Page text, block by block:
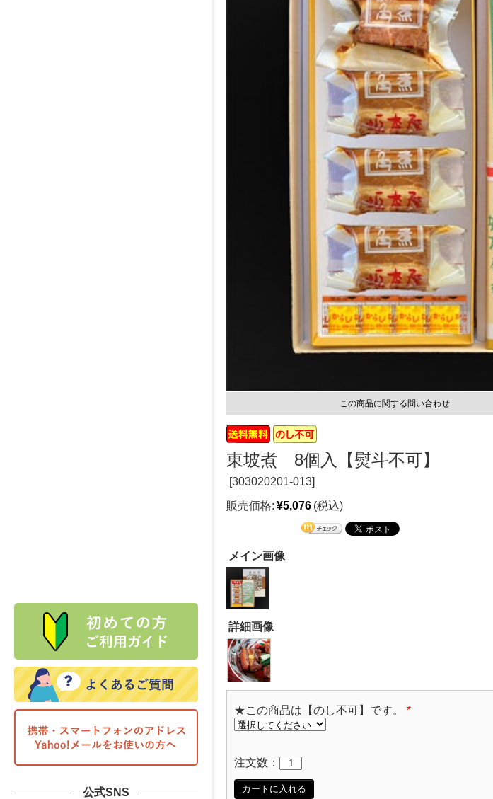
公式SNS
この商品に関する問い合わせ
東坡煮 8個入【熨斗不可】
[303020201-013]
販売価格: ¥5,076 (税込)
メイン画像
詳細画像
★この商品は【のし不可】です。 *
注文数：
カートに入れる